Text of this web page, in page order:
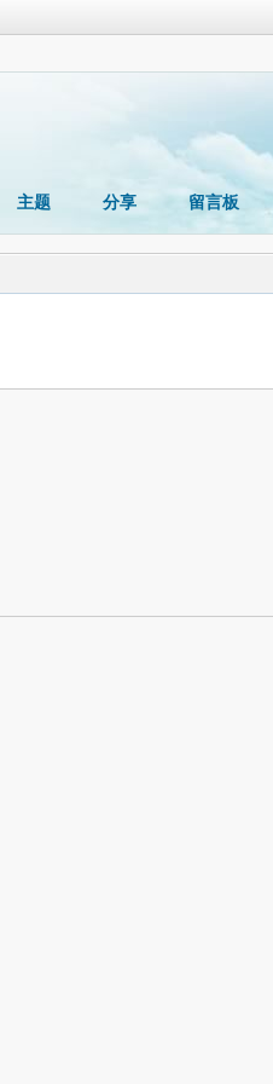
主题 分享 留言板